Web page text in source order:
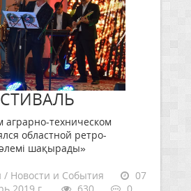
аграрно-техническом
областной ретро-
шақырады»
/ Новости и События
07